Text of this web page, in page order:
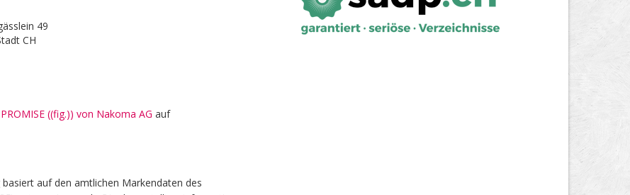
49
CH
((fig.)) von Nakoma AG auf
auf den amtlichen Markendaten des